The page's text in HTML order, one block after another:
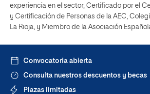
experiencia en el sector, Certificado por el
y Certificación de Personas de la AEC,
La Rioja, y Miembro de la Asociación
Convocatoria abierta
Consulta nuestros descuentos y becas
Plazas limitadas